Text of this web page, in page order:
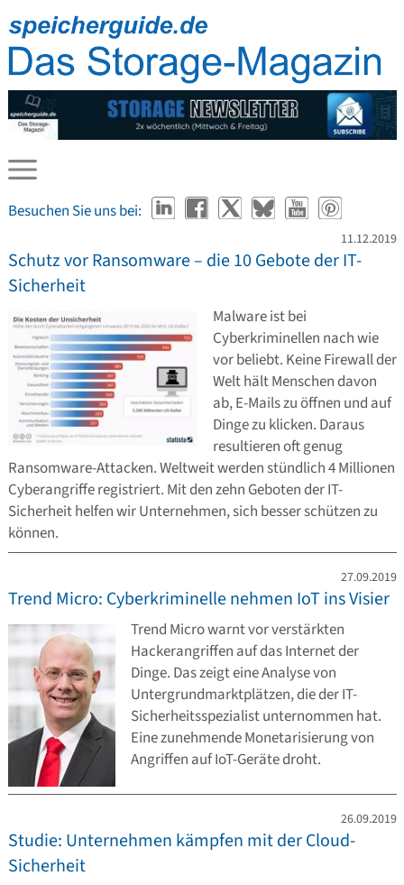
Besuchen Sie uns bei:
11.12.2019
Schutz vor Ransomware – die 10 Gebote der IT-
Sicherheit
Malware ist bei
Cyberkriminellen nach wie
vor beliebt. Keine Firewall der
Welt hält Menschen davon
ab, E-Mails zu öffnen und auf
Dinge zu klicken. Daraus
resultieren oft genug
Ransomware-Attacken. Weltweit werden stündlich 4 Millionen
Cyberangriffe registriert. Mit den zehn Geboten der IT-
Sicherheit helfen wir Unternehmen, sich besser schützen zu
können.
27.09.2019
Trend Micro: Cyberkriminelle nehmen IoT ins Visier
Trend Micro warnt vor verstärkten
Hackerangriffen auf das Internet der
Dinge. Das zeigt eine Analyse von
Untergrundmarktplätzen, die der IT-
Sicherheitsspezialist unternommen hat.
Eine zunehmende Monetarisierung von
Angriffen auf IoT-Geräte droht.
26.09.2019
Studie: Unternehmen kämpfen mit der Cloud-
Sicherheit